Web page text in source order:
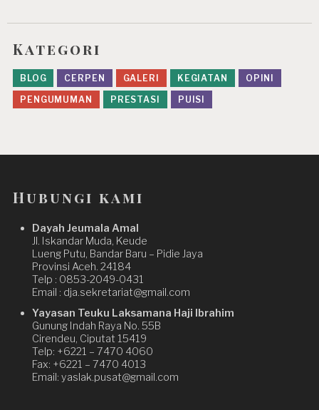
Kategori
BLOG CERPEN GALERI KEGIATAN
OPINI
PENGUMUMAN
PRESTASI PUISI
Hubungi kami
Dayah Jeumala Amal
Jl. Iskandar Muda, Keude
Lueng Putu, Bandar Baru – Pidie Jaya
Provinsi Aceh. 24184
Telp : 0853-2049-0431
Email : dja.sekretariat@gmail.com
Yayasan Teuku Laksamana Haji Ibrahim
Gunung Indah Raya No. 55B
Cirendeu, Ciputat 15419
Telp: +6221 – 7470 4060
Fax: +6221 – 7470 4013
Email: yaslak.pusat@gmail.com